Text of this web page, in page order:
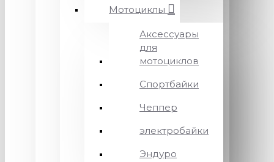
Мотоциклы
Аксессуары
для
мотоциклов
Спортбайки
Чеппер
электробайки
Эндуро